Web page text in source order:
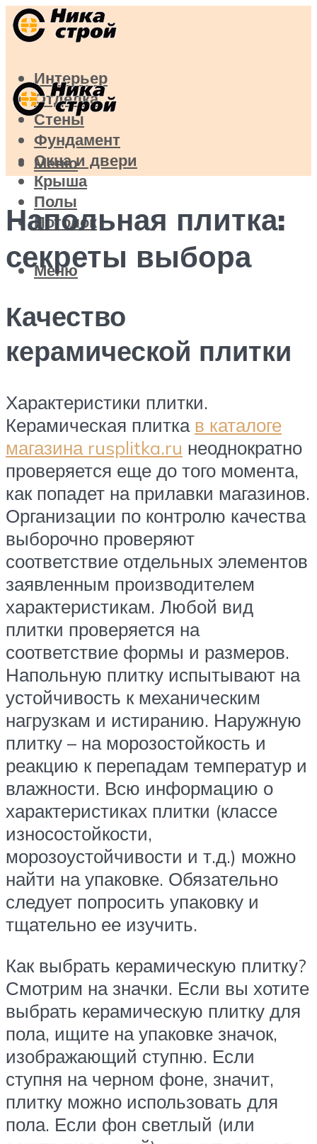
Интерьер
Отделка
Стены
Фундамент
Окна и двери
Крыша
Полы
Потолок
Меню
Меню
Напольная плитка:
секреты выбора
Качество
керамической плитки
Характеристики плитки.
Керамическая плитка в каталоге
магазина rusplitka.ru неоднократно
проверяется еще до того момента,
как попадет на прилавки магазинов.
Организации по контролю качества
выборочно проверяют
соответствие отдельных элементов
заявленным производителем
характеристикам. Любой вид
плитки проверяется на
соответствие формы и размеров.
Напольную плитку испытывают на
устойчивость к механическим
нагрузкам и истиранию. Наружную
плитку – на морозостойкость и
реакцию к перепадам температур и
влажности. Всю информацию о
характеристиках плитки (классе
износостойкости,
морозоустойчивости и т.д.) можно
найти на упаковке. Обязательно
следует попросить упаковку и
тщательно ее изучить.
Как выбрать керамическую плитку?
Смотрим на значки. Если вы хотите
выбрать керамическую плитку для
пола, ищите на упаковке значок,
изображающий ступню. Если
ступня на черном фоне, значит,
плитку можно использовать для
пола. Если фон светлый (или